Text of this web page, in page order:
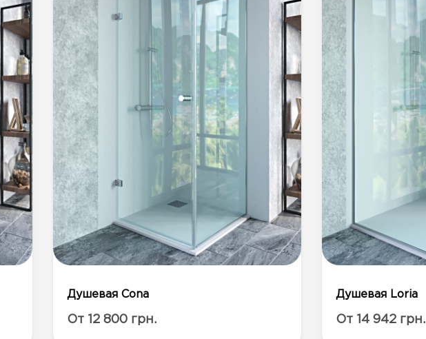
Душевая Cona
От 12 800 грн.
Душевая Loria
От 14 942 грн.